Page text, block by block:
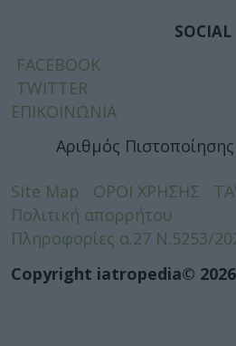
SOCIAL
FACEBOOK
TWITTER
ΕΠΙΚΟΙΝΩΝΙΑ
Αριθμός
Site Map ΟΡΟΙ ΧΡΗΣΗΣ
Πολιτική απορρήτου
Πληροφορίες α.27 Ν.5253/
Copyright iatropedia© 2026